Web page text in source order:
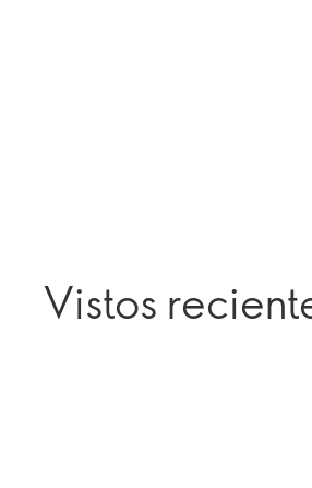
Vistos